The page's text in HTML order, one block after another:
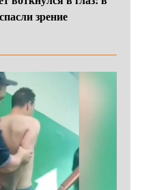
зрение